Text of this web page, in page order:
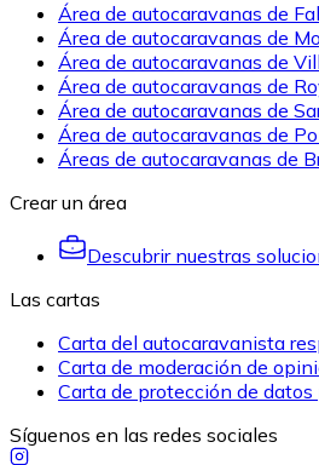
Área de autocaravanas de
Área de autocaravanas de
Área de autocaravanas de
Área de autocaravanas de
Área de autocaravanas de
Área de autocaravanas de
Áreas de autocaravanas de
Crear un área
Descubrir nuestras
Las cartas
Carta del autocaravanista
Carta de moderación de
Carta de protección de datos
Síguenos en las redes sociales